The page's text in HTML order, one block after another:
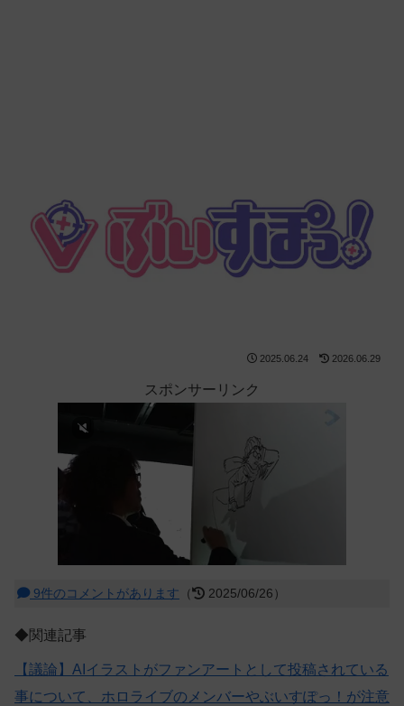
2025.06.24 2026.06.29
スポンサーリンク
9件のコメントがあります （ 2025/06/26）
◆関連記事
【議論】AIイラストがファンアートとして投稿されている
事について、ホロライブのメンバーやぶいすぽっ！が注意